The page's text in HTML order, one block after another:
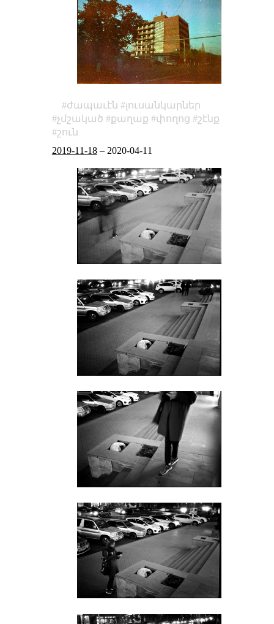
ժապաւէն
լուսանկարներ
չմշակած
քաղաք փողոց
շէնք
շուն
2019-11-18– 2020-04-11